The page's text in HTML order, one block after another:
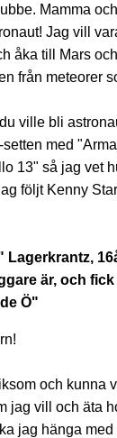
Mamma
Jag vill
åka till Mars
från meteorer
ville bli
med
13" så jag vet
följt Kenny
Lagerkrantz,
är, och
Ö"
och kunna
jag vill och äta
jag hänga